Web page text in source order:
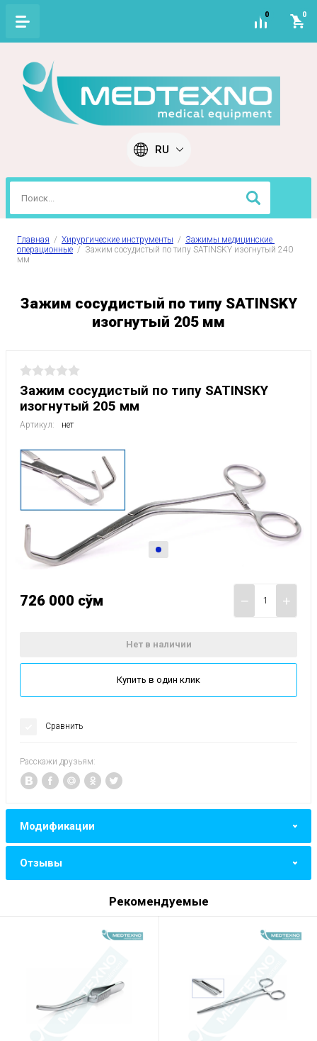
0 0
RU
Главная
  /
Хирургические инструменты
  /
Зажимы медицинские
операционные
  /  Зажим сосудистый по типу SATINSKY изогнутый 240
мм
Зажим сосудистый по типу SATINSKY
изогнутый 205 мм
Зажим сосудистый по типу SATINSKY
изогнутый 205 мм
Артикул: нет
726 000 сўм − +
Нет в наличии
Купить в один клик
Сравнить
Расскажи друзьям:
Модификации
Отзывы
Рекомендуемые